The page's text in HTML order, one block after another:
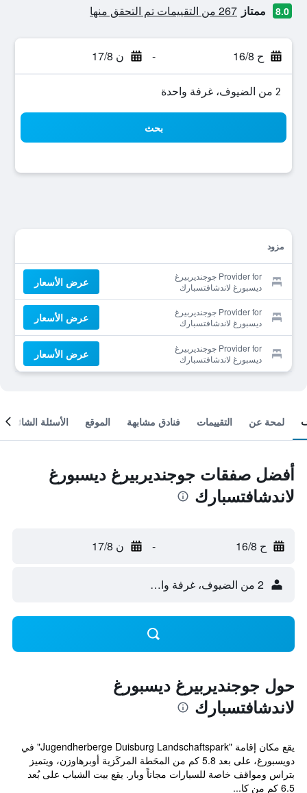
8.0 ممتاز 267 من التقييمات تم التحقق منها
ح 16/8 - ن 17/8
2 من الضيوف، غرفة واحدة
بحث
مزود
Provider for جوجنديربيرغ
ديسبورغ لاندشافتسبارك
عرض الأسعار
Provider for جوجنديربيرغ
ديسبورغ لاندشافتسبارك
عرض الأسعار
Provider for جوجنديربيرغ
ديسبورغ لاندشافتسبارك
عرض الأسعار
لمحة عن التقييمات فنادق مشابهة الموقع الأسئلة الشائعة
أفضل صفقات جوجنديربيرغ ديسبورغ
لاندشافتسبارك
ح 16/8 - ن 17/8
2 من الضيوف، غرفة واحدة
حول جوجنديربيرغ ديسبورغ
لاندشافتسبارك
يقع مكان إقامة "Jugendherberge Duisburg Landschaftspark" في
دويسبورغ، على بعد 5.8 كم من المحَطة المركَزية أوبرهاوزن، ويتميز
بتراس ومواقف خاصة للسيارات مجاناً وبار. يقع بيت الشباب على بُعد
6.5 كم من كا...